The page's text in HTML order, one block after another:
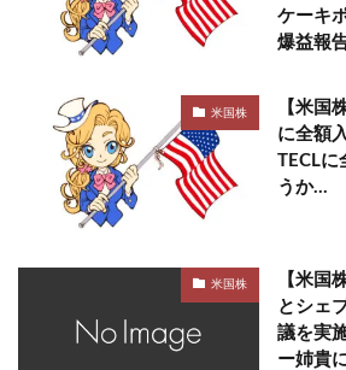
ケーキ
爆益報
米国株
【米国
に全額
TECLに
うか…
米国株
【米国
とシェ
議を実
ー姉貴